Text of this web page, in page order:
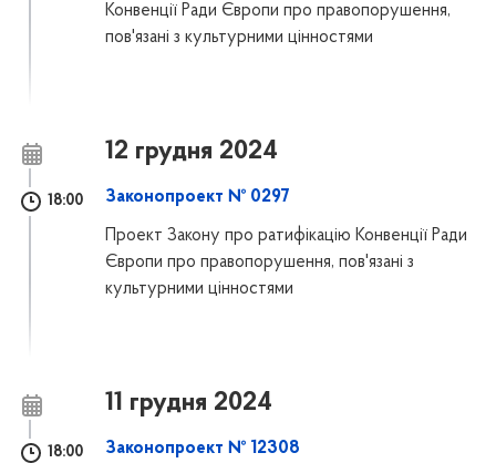
Конвенції Ради Європи про правопорушення,
пов'язані з культурними цінностями
12 грудня 2024
18:00 Законопроект № 0297
Проект Закону про ратифікацію Конвенції Ради
Європи про правопорушення, пов'язані з
культурними цінностями
11 грудня 2024
18:00 Законопроект № 12308